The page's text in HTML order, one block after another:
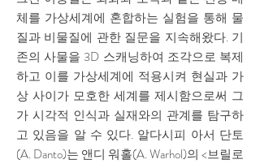
체를 가상세계에 혼합하는 실험을 통해 물
질과 비물질에 관한 질문을 지속해왔다. 기
존의 사물을 3D 스캐닝하여 조각으로 복제
하고 이를 가상세계에 적용시켜 현실과 가
상 사이가 모호한 세계를 제시함으로써 그
가 시각적 인식과 실재와의 관계를 탐구하
고 있음을 알 수 있다. 알다시피 아서 단토
(A. Danto)는 앤디 워홀(A. Warhol)의 <브릴로